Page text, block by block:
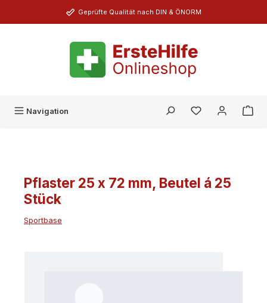
Zum Hauptinhalt springenGeprüfte Qualität nach DIN & ÖNORM
Navigation Du hast 0
Pflaster 25 x 72 mm, Beutel á 25
Stück
Sportbase